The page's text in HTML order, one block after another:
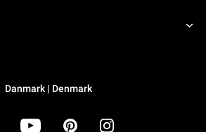
Danmark | Denmark